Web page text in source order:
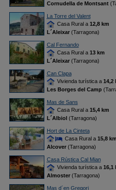
Cornudella de Montsant
La Torre del Valent
Casa Rural a 12,8 km
L´Aleixar(Tarragona)
Cal Fernando
Casa Rural a 13 km
L´Aleixar(Tarragona)
Can Clapa
Vivienda turística a 14,2
Les Borges del Camp
Mas de Sans
Casa Rural a 15,4 km
L´Albiol(Tarragona)
Hort de La Cinteta
Casa Rural a 15,8 km
Alcover(Tarragona)
Casa Rústica Cal Mian
Vivienda turística a 16,1
Almoster(Tarragona)
Mas d´en Gregori